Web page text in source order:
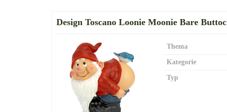
Design Toscano Loonie Moonie Bare
Thema
Kategorie
Typ